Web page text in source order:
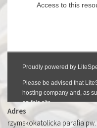
Adres
rzymskokatolicka parafia